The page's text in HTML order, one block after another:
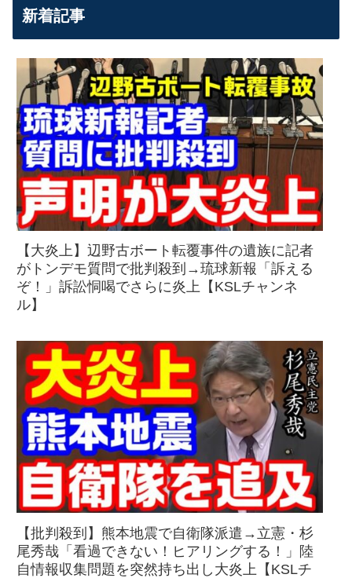
新着記事
【大炎上】辺野古ボート転覆事件の遺族に記者
がトンデモ質問で批判殺到→琉球新報「訴える
ぞ！」訴訟恫喝でさらに炎上【KSLチャンネ
ル】
【批判殺到】熊本地震で自衛隊派遣→立憲・杉
尾秀哉「看過できない！ヒアリングする！」陸
自情報収集問題を突然持ち出し大炎上【KSLチ